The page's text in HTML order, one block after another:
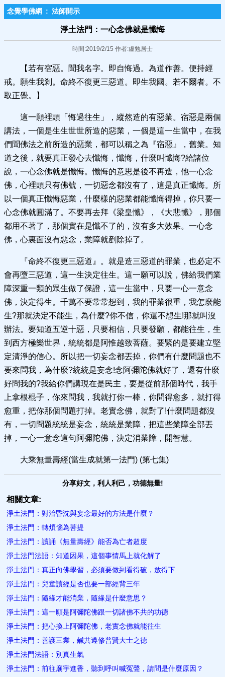
念覺學佛網 : 法師開示
淨土法門：一心念佛就是懺悔
時間:2019/2/15 作者:虛勉居士
【若有宿惡。聞我名字。即自悔過。為道作善。便持經
戒。願生我剎。命終不復更三惡道。即生我國。若不爾者。不
取正覺。】
這一願裡頭「悔過往生」，縱然造的有惡業。宿惡是兩個
講法，一個是生生世世所造的惡業，一個是這一生當中，在我
們聞佛法之前所造的惡業，都可以稱之為『宿惡』，舊業。知
道之後，就要真正發心去懺悔，懺悔，什麼叫懺悔?給諸位
說，一心念佛就是懺悔。懺悔的意思是後不再造，他一心念
佛，心裡頭只有佛號，一切惡念都沒有了，這是真正懺悔。所
以一個真正懺悔惡業，什麼樣的惡業都能懺悔得掉，你只要一
心念佛就圓滿了。不要再去拜《梁皇懺》，《大悲懺》，那個
都用不著了，那個實在是懺不了的，沒有多大效果。一心念
佛，心裏面沒有惡念，業障就剷除掉了。
『命終不復更三惡道』。就是造三惡道的罪業，也必定不
會再墮三惡道，這一生決定往生。這一願可以說，佛給我們業
障深重一類的眾生做了保證，這一生當中，只要一心一意念
佛，決定得生。千萬不要常常想到，我的罪業很重，我怎麼能
生?那就決定不能生，為什麼?你不信，你還不想生!那就叫沒
辦法。要知道五逆十惡，只要相信，只要發願，都能往生，生
到西方極樂世界，統統都是阿惟越致菩薩。要緊的是要建立堅
定清淨的信心。所以把一切妄念都丟掉，你們有什麼問題也不
要來問我，為什麼?統統是妄念!念阿彌陀佛就好了，還有什麼
好問我的?我給你們講現在是民主，要是從前那個時代，我手
上拿根棍子，你來問我，我就打你一棒，你問得愈多，就打得
愈重，把你那個問題打掉。老實念佛，就對了!什麼問題都沒
有，一切問題統統是妄念，統統是業障，把這些業障全部丟
掉，一心一意念這句阿彌陀佛，決定消業障，開智慧。
大乘無量壽經(當生成就第一法門) (第七集)
分享好文，利人利己，功德無量!
相關文章:
淨土法門：對治昏沈與妄念最好的方法是什麼？
淨土法門：轉煩惱為菩提
淨土法門：讀誦《無量壽經》能否為亡者超度
淨土法門法語：知道因果，這個事情馬上就化解了
淨土法門：真正向佛學習，必須要做到看得破，放得下
淨土法門：兒童讀經是否也要一部經背三年
淨土法門：隨緣才能消業，隨緣是什麼意思？
淨土法門：這一願是阿彌陀佛跟一切諸佛不共的功德
淨土法門：把心換上阿彌陀佛，老實念佛就能往生
淨土法門：善護三業，鹹共遵修普賢大士之德
淨土法門法語：別真生氣
淨土法門：前往廟宇進香，聽到呼叫喊冤聲，請問是什麼原因？